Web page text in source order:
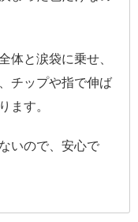
体と涙袋に乗せ、
チップや指で伸ば
ます。
いので、安心で